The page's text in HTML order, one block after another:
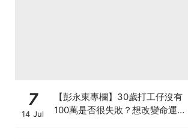
7
14 Jul
【彭永東專欄】30歲打工仔沒有
100萬是否很失敗？想改變命運應